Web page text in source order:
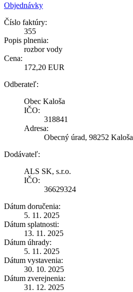
Objednávky
Číslo faktúry:
355
Popis plnenia:
rozbor vody
Cena:
172,20 EUR
Odberateľ:
Obec Kaloša
IČO:
318841
Adresa:
Obecný úrad, 98252 Kaloša
Dodávateľ:
ALS SK, s.r.o.
IČO:
36629324
Dátum doručenia:
5. 11. 2025
Dátum splatnosti:
13. 11. 2025
Dátum úhrady:
5. 11. 2025
Dátum vystavenia:
30. 10. 2025
Dátum zverejnenia:
31. 12. 2025